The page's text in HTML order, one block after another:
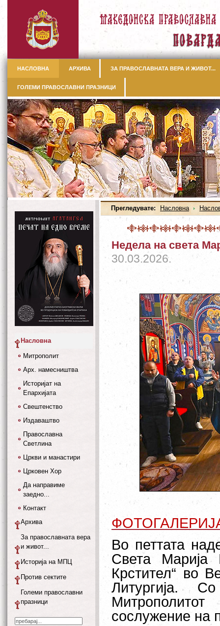
НАСЛОВНА АРХИВА ЗА ПРАВОСЛАВНАТА ВЕРА И ЖИВОТ...
ГОЛЕМИ ПРАВОСЛАВНИ ПРАЗНИЦИ
Прегледувате: Насловна
Недела на света
30.03.2026.
Во петтата
Света Марија
Крстител“ во
Литургија. Со
сослужение на
Насловна
Митрополит
Арх. намесништва
Историјат на
Епархијата
Свештенство
Издаваштво
Православна
Светлина
Цркви и манастири
Црковен Хор
Да направиме
заедно...
Контакт
Архива
За православната вера
и живот...
Историја на МПЦ
Против сектите
Големи православни
празници